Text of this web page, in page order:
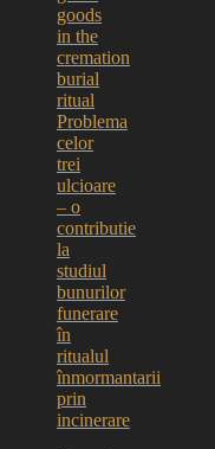
goods
in the
cremation
burial
ritual
Problema
celor
trei
ulcioare
– o
contributie
la
studiul
bunurilor
funerare
în
ritualul
înmormantarii
prin
incinerare